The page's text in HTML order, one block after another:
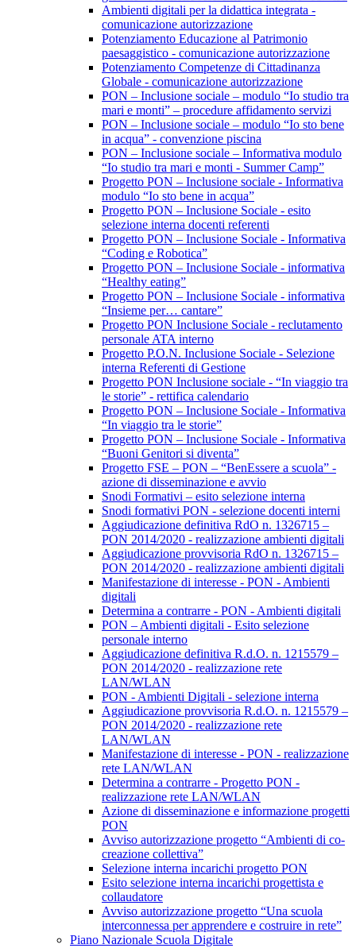
Ambienti digitali per la didattica integrata -
comunicazione autorizzazione
Potenziamento Educazione al Patrimonio
paesaggistico - comunicazione autorizzazione
Potenziamento Competenze di Cittadinanza
Globale - comunicazione autorizzazione
PON – Inclusione sociale – modulo “Io studio tra
mari e monti” – procedure affidamento servizi
PON – Inclusione sociale – modulo “Io sto bene
in acqua” - convenzione piscina
PON – Inclusione sociale – Informativa modulo
“Io studio tra mari e monti - Summer Camp”
Progetto PON – Inclusione sociale - Informativa
modulo “Io sto bene in acqua”
Progetto PON – Inclusione Sociale - esito
selezione interna docenti referenti
Progetto PON – Inclusione Sociale - Informativa
“Coding e Robotica”
Progetto PON – Inclusione Sociale - informativa
“Healthy eating”
Progetto PON – Inclusione Sociale - informativa
“Insieme per… cantare”
Progetto PON Inclusione Sociale - reclutamento
personale ATA interno
Progetto P.O.N. Inclusione Sociale - Selezione
interna Referenti di Gestione
Progetto PON Inclusione sociale - “In viaggio tra
le storie” - rettifica calendario
Progetto PON – Inclusione Sociale - Informativa
“In viaggio tra le storie”
Progetto PON – Inclusione Sociale - Informativa
“Buoni Genitori si diventa”
Progetto FSE – PON – “BenEssere a scuola” -
azione di disseminazione e avvio
Snodi Formativi – esito selezione interna
Snodi formativi PON - selezione docenti interni
Aggiudicazione definitiva RdO n. 1326715 –
PON 2014/2020 - realizzazione ambienti digitali
Aggiudicazione provvisoria RdO n. 1326715 –
PON 2014/2020 - realizzazione ambienti digitali
Manifestazione di interesse - PON - Ambienti
digitali
Determina a contrarre - PON - Ambienti digitali
PON – Ambienti digitali - Esito selezione
personale interno
Aggiudicazione definitiva R.d.O. n. 1215579 –
PON 2014/2020 - realizzazione rete
LAN/WLAN
PON - Ambienti Digitali - selezione interna
Aggiudicazione provvisoria R.d.O. n. 1215579 –
PON 2014/2020 - realizzazione rete
LAN/WLAN
Manifestazione di interesse - PON - realizzazione
rete LAN/WLAN
Determina a contrarre - Progetto PON -
realizzazione rete LAN/WLAN
Azione di disseminazione e informazione progetti
PON
Avviso autorizzazione progetto “Ambienti di co-
creazione collettiva”
Selezione interna incarichi progetto PON
Esito selezione interna incarichi progettista e
collaudatore
Avviso autorizzazione progetto “Una scuola
interconnessa per apprendere e costruire in rete”
Piano Nazionale Scuola Digitale